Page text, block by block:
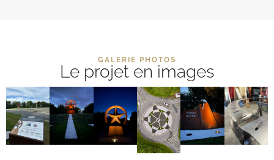
GALERIE PHOTOS
Le projet en images